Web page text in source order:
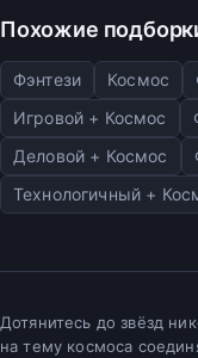
Похожие
Фэнтези Космос
Игровой + Космос
Деловой + Космос
Технологичный +
Дотянитесь до звёзд
на тему космоса